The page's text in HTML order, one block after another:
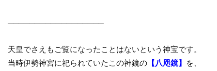
──────────────────
天皇でさえもご覧になったことはないという神宝です。
当時伊勢神宮に祀られていたこの神鏡の 【八咫鏡】 を、